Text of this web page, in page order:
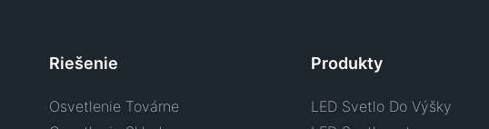
Riešenie
Osvetlenie Továrne
Produkty
LED Svetlo Do Výšky